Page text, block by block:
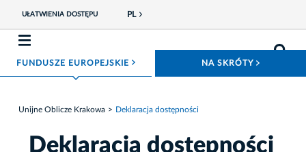
UŁATWIENIA DOSTĘPU PL
FUNDUSZE EUROPEJSKIE ROZWIŃ MENU NA SKRÓTY
Unijne Oblicze Krakowa Deklaracja dostępności
Deklaracja dostępności